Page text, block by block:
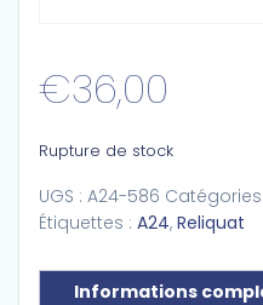
€36,00
Rupture de stock
UGS : A24-586 Catégories
Étiquettes : A24, Reliquat
Informations